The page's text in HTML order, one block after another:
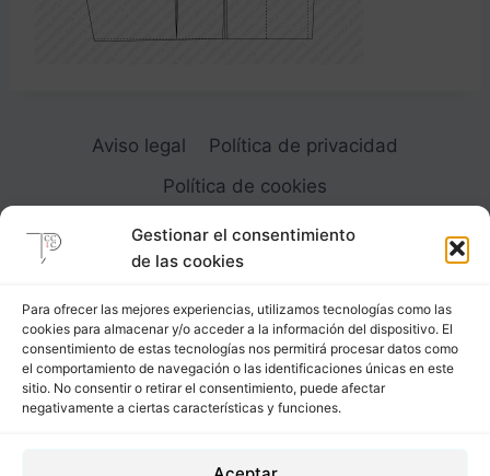
Gestionar el consentimiento
de las cookies
Para ofrecer las mejores experiencias, utilizamos tecnologías como las
cookies para almacenar y/o acceder a la información del dispositivo. El
consentimiento de estas tecnologías nos permitirá procesar datos como
el comportamiento de navegación o las identificaciones únicas en este
sitio. No consentir o retirar el consentimiento, puede afectar
negativamente a ciertas características y funciones.
Aviso legal
Política de privacidad
Política de cookies
Carrer Provença, 183
08036 - Barcelona (Espana)